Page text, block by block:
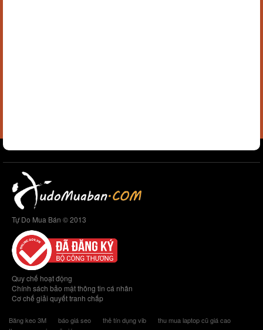
Tự Do Mua Bán © 2013
Quy chế hoạt động
Chính sách bảo mật thông tin cá nhân
Cơ chế giải quyết tranh chấp
Băng keo 3M báo giá seo thẻ tín dụng vib
thu mua laptop cũ giá cao